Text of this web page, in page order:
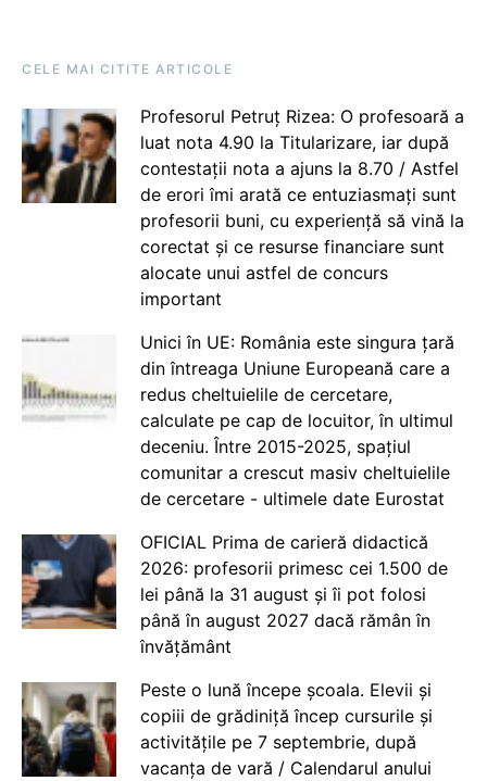
CELE MAI CITITE ARTICOLE
Profesorul Petruț Rizea: O profesoară a
luat nota 4.90 la Titularizare, iar după
contestații nota a ajuns la 8.70 / Astfel
de erori îmi arată ce entuziasmați sunt
profesorii buni, cu experiență să vină la
corectat și ce resurse financiare sunt
alocate unui astfel de concurs
important
Unici în UE: România este singura țară
din întreaga Uniune Europeană care a
redus cheltuielile de cercetare,
calculate pe cap de locuitor, în ultimul
deceniu. Între 2015-2025, spațiul
comunitar a crescut masiv cheltuielile
de cercetare - ultimele date Eurostat
OFICIAL Prima de carieră didactică
2026: profesorii primesc cei 1.500 de
lei până la 31 august și îi pot folosi
până în august 2027 dacă rămân în
învățământ
Peste o lună începe școala. Elevii și
copiii de grădiniță încep cursurile și
activitățile pe 7 septembrie, după
vacanța de vară / Calendarul anului